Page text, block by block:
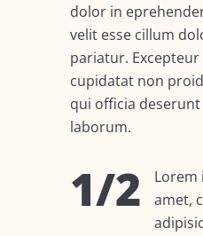
dolor in
velit esse cillum
pariatur.
cupidatat non
qui officia
laborum.
1/2
Lorem
amet,